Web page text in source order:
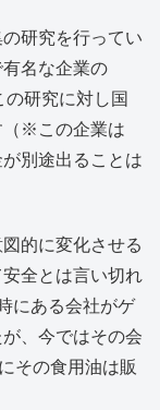
研究を行ってい
名な企業の
研究に対し国
（※この企業は
別途出ることは
的に変化させる
全とは言い切れ
にある会社がゲ
、今ではその会
その食用油は販